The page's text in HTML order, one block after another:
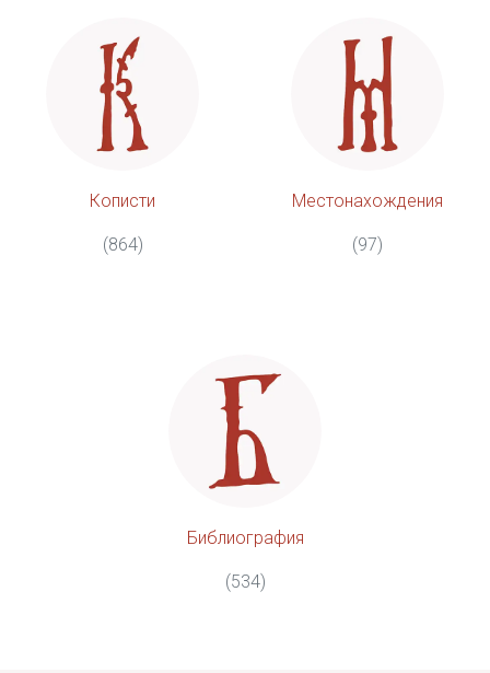
Кописти
(864)
Местонахождения
(97)
Библиография
(534)